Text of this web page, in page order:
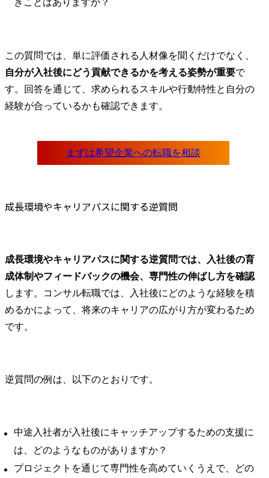
この質問では、単に評価される人材像を聞くだけでなく、
自分が入社後にどう貢献できるかを考える姿勢が重要で
す。回答を通じて、求められるスキルや行動特性と自分の
経験が合っているかも確認できます。
成長環境やキャリアパスに関する逆質問
成長環境やキャリアパスに関する逆質問では、入社後の育
成体制やフィードバックの機会、専門性の伸ばし方を確認
します。コンサル転職では、入社後にどのような経験を積
めるかによって、将来のキャリアの広がり方が変わるため
です。
逆質問の例は、以下のとおりです。
中途入社者が入社後にキャッチアップするための支援に
は、どのようなものがありますか？
プロジェクトを通じて専門性を高めていくうえで、どの